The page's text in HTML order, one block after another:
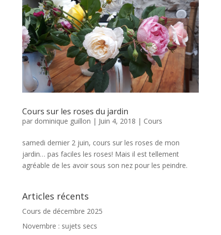
Cours sur les roses du jardin
par dominique guillon | Juin 4, 2018 | Cours
samedi dernier 2 juin, cours sur les roses de mon
jardin… pas faciles les roses! Mais il est tellement
agréable de les avoir sous son nez pour les peindre.
Articles récents
Cours de décembre 2025
Novembre : sujets secs